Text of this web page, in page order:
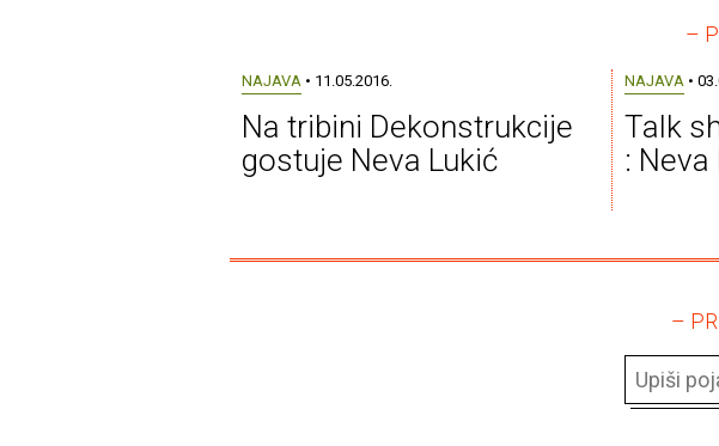
–
NAJAVA• 11.05.2016.
Na tribini Dekonstrukcije
gostuje Neva Lukić
NAJAVA•
Talk
: Neva
–